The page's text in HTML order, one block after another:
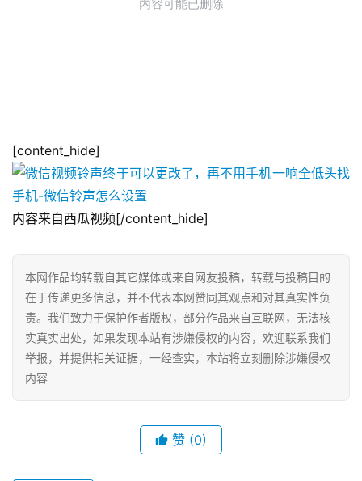
[content_hide]
内容来自西瓜视频[/content_hide]
本网作品均转载自其它媒体或来自网友投稿，转载与投稿目的
在于传递更多信息，并不代表本网赞同其观点和对其真实性负
责。我们致力于保护作者版权，部分作品来自互联网，无法核
实真实出处，如果发现本站有涉嫌侵权的内容，欢迎联系我们
举报，并提供相关证据，一经查实，本站将立刻删除涉嫌侵权
内容
赞 (0)